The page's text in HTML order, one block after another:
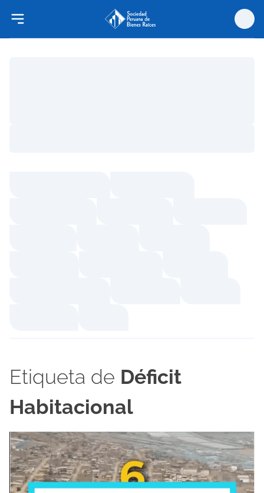
Etiqueta de Déficit
Habitacional